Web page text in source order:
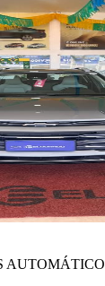
AUTOMÁTICO